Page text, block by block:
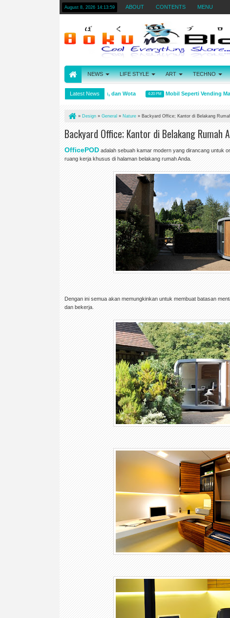
August 8, 2026 14:14:00 ABOUT CONTENTS MENU
NEWS LIFE STYLE ART TECHNO
Latest News
Arti kata Wibu, Otaku, dan Wota 4:20 PM Mobil Seperti Vending
» Design » General » Nature » Backyard Office; Kantor di Belakang
Backyard Office; Kantor di Belakang Rumah
OfficePODadalah sebuah kamar modern yang dirancang untuk
ruang kerja khusus di halaman belakang rumah Anda.
Dengan ini semua akan memungkinkan untuk membuat batasan
dan bekerja.